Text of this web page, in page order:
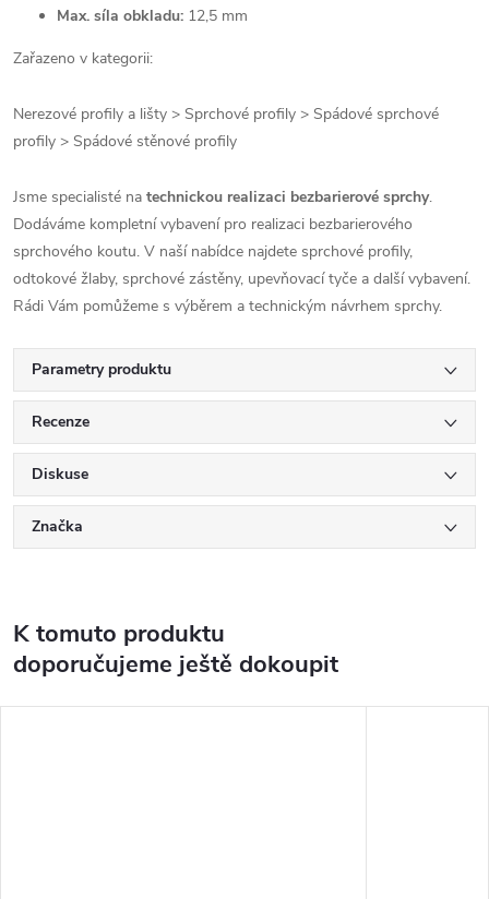
Max. síla obkladu: 12,5 mm
Zařazeno v kategorii:
Nerezové profily a lišty > Sprchové profily > Spádové sprchové
profily > Spádové stěnové profily
Jsme specialisté na technickou realizaci bezbarierové sprchy.
Dodáváme kompletní vybavení pro realizaci bezbarierového
sprchového koutu. V naší nabídce najdete sprchové profily,
odtokové žlaby, sprchové zástěny, upevňovací tyče a další vybavení.
Rádi Vám pomůžeme s výběrem a technickým návrhem sprchy.
Parametry produktu
Recenze
Diskuse
Značka
K tomuto produktu
doporučujeme ještě dokoupit